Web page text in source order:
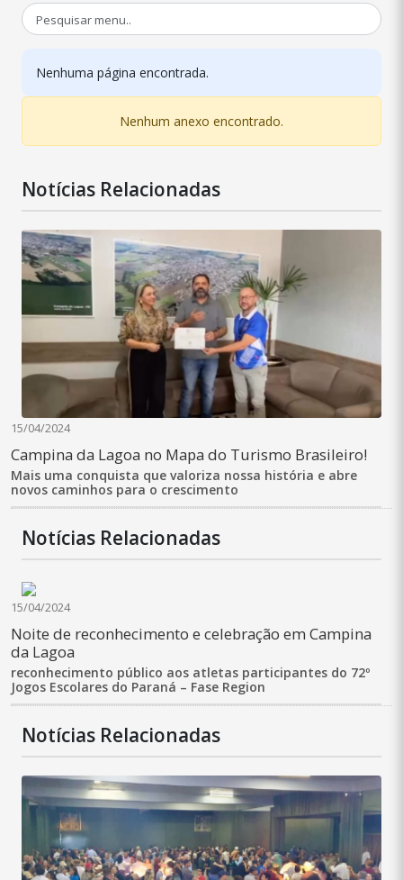
Nenhuma página encontrada.
Nenhum anexo encontrado.
Notícias Relacionadas
15/04/2024
Campina da Lagoa no Mapa do Turismo Brasileiro!
Mais uma conquista que valoriza nossa história e abre
novos caminhos para o crescimento
Notícias Relacionadas
15/04/2024
Noite de reconhecimento e celebração em Campina
da Lagoa
reconhecimento público aos atletas participantes do 72º
Jogos Escolares do Paraná – Fase Region
Notícias Relacionadas